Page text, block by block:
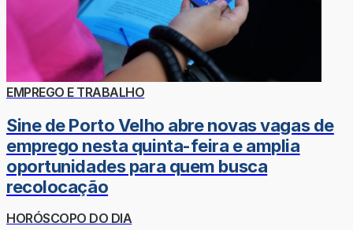
EMPREGO E TRABALHO
Sine de Porto Velho abre novas vagas de
emprego nesta quinta-feira e amplia
oportunidades para quem busca
recolocação
HORÓSCOPO DO DIA